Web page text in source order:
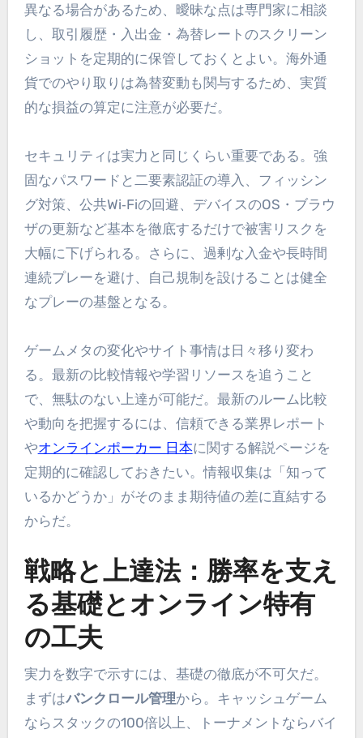
異なる場合があるため、曖昧な点は専門家に相談
し、取引履歴・入出金・為替レートのスクリーン
ショットを定期的に保管しておくとよい。海外通
貨でのやり取りは為替変動も関与するため、実質
的な損益の算定に注意が必要だ。
セキュリティは実力と同じくらい重要である。強
固なパスワードと二要素認証の導入、フィッシン
グ対策、公共Wi‑Fiの回避、デバイスのOS・ブラウ
ザの更新など基本を徹底するだけで被害リスクを
大幅に下げられる。さらに、過剰な入金や長時間
連続プレーを避け、自己規制を設けることは健全
なプレーの基盤となる。
ゲームメタの変化やサイト事情は日々移り変わ
る。最新の比較情報や学習リソースを追うこと
で、無駄のない上達が可能だ。最新のルーム比較
や動向を把握するには、信頼できる業界レポート
やオンラインポーカー 日本に関する解説ページを
定期的に確認しておきたい。情報収集は「知って
いるかどうか」がそのまま期待値の差に直結する
からだ。
戦略と上達法：勝率を支え
る基礎とオンライン特有
の工夫
実力を数字で示すには、基礎の徹底が不可欠だ。
まずはバンクロール管理から。キャッシュゲーム
ならスタックの100倍以上、トーナメントならバイ